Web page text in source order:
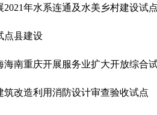
2021年水系连通及水美乡村建设试
点县建设
海南重庆开展服务业扩大开放综合
筑改造利用消防设计审查验收试点